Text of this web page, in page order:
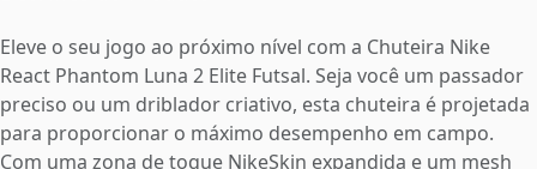
Eleve o seu jogo ao próximo nível com a Chuteira Nike
React Phantom Luna 2 Elite Futsal. Seja você um passador
preciso ou um driblador criativo, esta chuteira é projetada
para proporcionar o máximo desempenho em campo.
Com uma zona de toque NikeSkin expandida e um mesh